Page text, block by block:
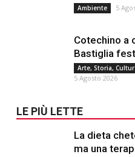
Ambiente 5
Cotechino a
Bastiglia
Arte, Storia,
5 Agosto 2026
LE PIÙ LETTE
La dieta
ma una